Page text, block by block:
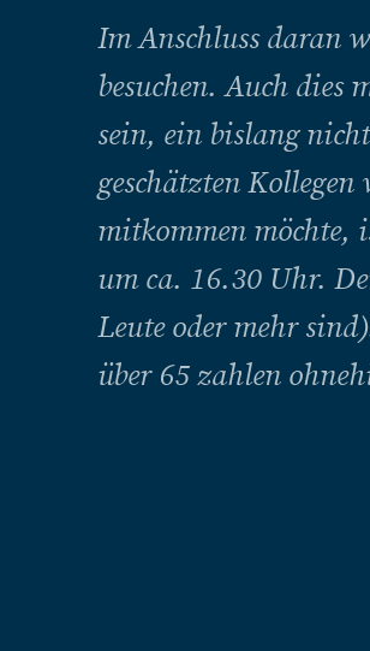
Im Anschluss daran
besuchen. Auch dies
sein, ein bislang
geschätzten
mitkommen möchte,
um ca. 16.30 Uhr.
Leute oder mehr
über 65 zahlen